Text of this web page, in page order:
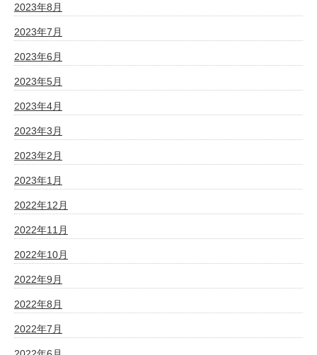
2023年8月
2023年7月
2023年6月
2023年5月
2023年4月
2023年3月
2023年2月
2023年1月
2022年12月
2022年11月
2022年10月
2022年9月
2022年8月
2022年7月